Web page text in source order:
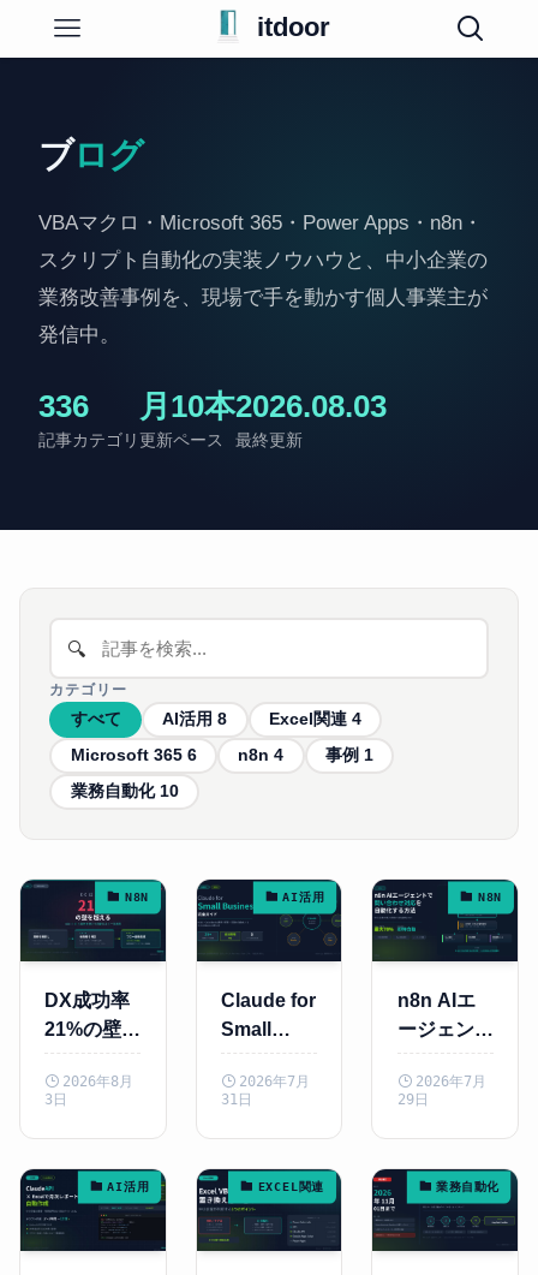
itdoor
ブログ
VBAマクロ・Microsoft 365・Power Apps・n8n・
スクリプト自動化の実装ノウハウと、中小企業の
業務改善事例を、現場で手を動かす個人事業主が
発信中。
33
記事
6
カテゴリ
月10本
更新ペース
2026.08.03
最終更新
🔍
カテゴリー
すべて AI活用8 Excel関連 4
Microsoft 365 6 n8n4 事例 1
業務自動化 10
N8N
DX成功率
21%の壁を
越える——
n8n×AIで
ら自動化ま
で一気通貫
2026年8月
3日
AI活用
Claude for
Small
Business
完全ガイド
M365・
QuickBoo
ks連携で
経理・営業
を自動化す
2026年7月
31日
N8N
n8n AIエ
ージェント
で問い合わ
せ対応を自
法
2026年7月
29日
AI活用 EXCEL関連 業務自動化